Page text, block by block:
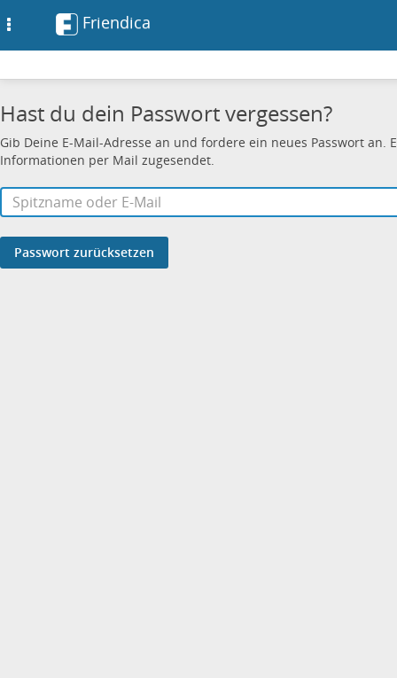
Friendica
Hast du dein Passwort vergessen?
Gib Deine E-Mail-Adresse an und fordere ein neues Passwort an.
Informationen per Mail zugesendet.